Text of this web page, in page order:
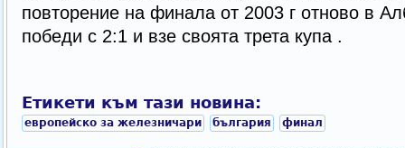
повторение на финала от 2003 г отново в
победи с 2:1 и взе своята трета купа .
Етикети към тази новина:
европейско за железничари българия финал